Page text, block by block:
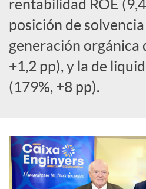
e
s
rentabilidad ROE
posición de
generación orgánica
+1,2 pp), y la de
(179%, +8 pp).